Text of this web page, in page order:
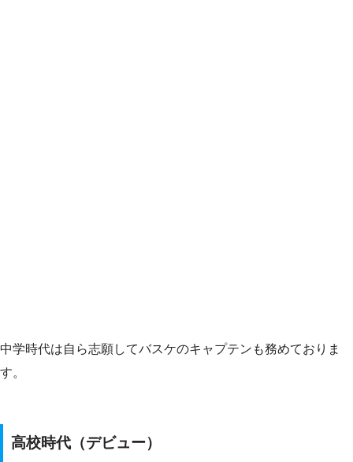
中学時代は自ら志願してバスケのキャプテンも務めておりま
す。
高校時代（デビュー）